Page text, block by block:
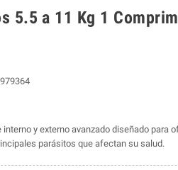
5.5 a 11 Kg 1
y externo avanzado diseñado para
parásitos que afectan su salud.